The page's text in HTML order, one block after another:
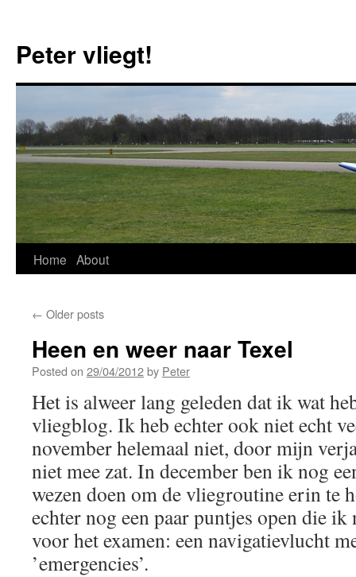
content
Peter vliegt!
Home About
← Older posts
Heen en weer naar Texel
Posted on 29/04/2012by Peter
Het is alweer lang geleden dat ik wat
vliegblog. Ik heb echter ook niet echt
november helemaal niet, door mijn
niet mee zat. In december ben ik nog
wezen doen om de vliegroutine erin te
echter nog een paar puntjes open die ik
voor het examen: een navigatievlucht
’emergencies’.